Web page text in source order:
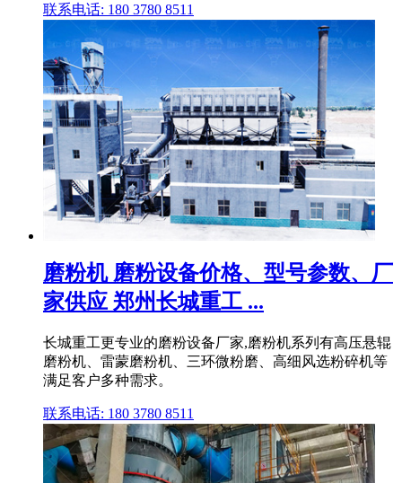
联系电话: 180 3780 8511
磨粉机 磨粉设备价格、型号参数、厂
家供应 郑州长城重工 ...
长城重工更专业的磨粉设备厂家,磨粉机系列有高压悬辊
磨粉机、雷蒙磨粉机、三环微粉磨、高细风选粉碎机等
满足客户多种需求。
联系电话: 180 3780 8511